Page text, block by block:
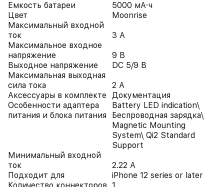
Емкость батареи
5000 мА·ч
Цвет
Moonrise
Максимальный входной
ток
3 А
Максимальное входное
напряжение
9 В
Выходное напряжение
DC 5/9 В
Максимальная выходная
сила тока
2 А
Аксессуары в комплекте
Документация
Особенности адаптера
питания и блока питания
Battery LED indication\
Беспроводная зарядка\
Magnetic Mounting
System\ Qi2 Standard
Support
Минимальный входной
ток
2.22 А
Подходит для
iPhone 12 series or later